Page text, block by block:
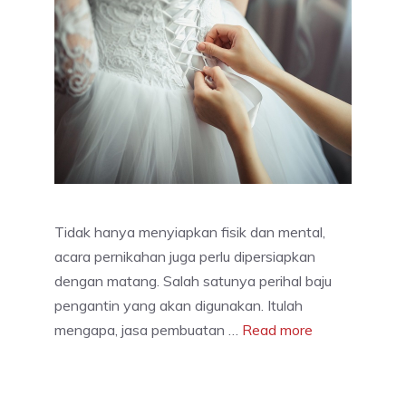
Tidak hanya menyiapkan fisik dan mental,
acara pernikahan juga perlu dipersiapkan
dengan matang. Salah satunya perihal baju
pengantin yang akan digunakan. Itulah
mengapa, jasa pembuatan … Read more